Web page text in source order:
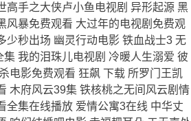
高手之大侠卢小鱼电视剧 异形起源 黑
风暴免费观看 大过年的电视剧免费观
少秒出场 幽灵行动电影 铁血战士3 无
我的泪珠儿电视剧 冷暖人生溺爱 彼
电影免费观看 狂飙 下载 所罗门王凯
木府风云39集 铁核桃之无间风云剧情
全集在线播放 爱情公寓3在线 中华丈